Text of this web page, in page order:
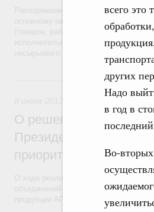
всего это
других
Надо
в год в
Во-
Распоряжение от 12 июля 2017 года
основному направлению
(товаров, работ, услуг), поддержка
исполнительной власти в
Экспорт продукции
О решениях по итогам
Президенте России по
приоритетным
О ходе реализации приоритетного
объединений сельскохозяйственных